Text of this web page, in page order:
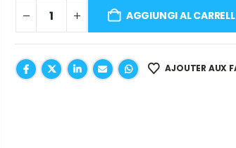
AGGIUNGI AL
AJOUTER AUX